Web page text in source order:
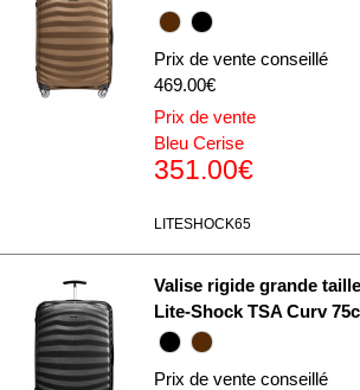
Prix de vente conseillé
469.00€
Prix de vente
Bleu Cerise
351.00€
LITESHOCK65
Valise rigide grande
Lite-Shock TSA Curv
Prix de vente conseillé